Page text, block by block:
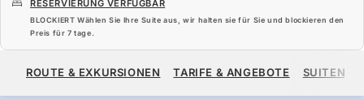
RESERVIERUNG VERFÜGBAR
BLOCKIERT Wählen Sie Ihre Suite aus, wir halten sie für Sie und blockieren den
Preis für 7 tage.
13.440 $
ROUTE & EXKURSIONEN TARIFE & ANGEBOTE SUITEN